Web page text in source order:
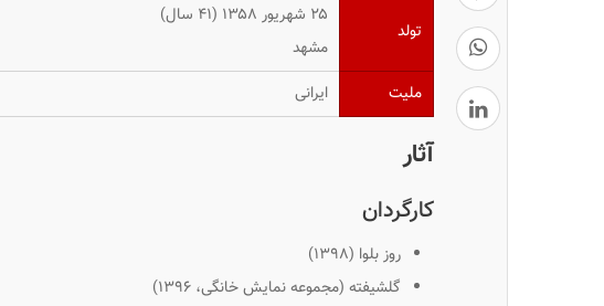
تولد
۲۵ شهریور ۱۳۵۸ ‏(۴۱ سال)
مشهد
ملیت
ایرانی
آثار
کارگردان
روز بلوا (۱۳۹۸)
گلشیفته (مجموعه نمایش خانگی، ۱۳۹۶)